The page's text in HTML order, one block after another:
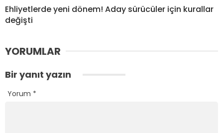
Ehliyetlerde yeni dönem! Aday sürücüler için kurallar
değişti
YORUMLAR
Bir yanıt yazın
Yorum *